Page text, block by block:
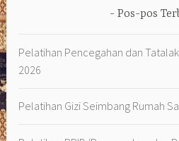
Pos-pos
Pelatihan Pencegahan dan
2026
Pelatihan Gizi Seimbang Rumah